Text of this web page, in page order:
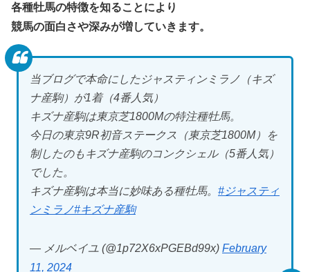
各種牡馬の特徴を知ることにより
競馬の面白さや深みが増していきます。
当ブログで本命にしたジャスティンミラノ（キズ
ナ産駒）が1着（4番人気）
キズナ産駒は東京芝1800Mの特注種牡馬。
今日の東京9R初音ステークス（東京芝1800M）を
制したのもキズナ産駒のコンクシェル（5番人気）
でした。
キズナ産駒は本当に妙味ある種牡馬。 #ジャスティ
ンミラノ#キズナ産駒
— メルベイユ (@1p72X6xPGEBd99x) February
11, 2024